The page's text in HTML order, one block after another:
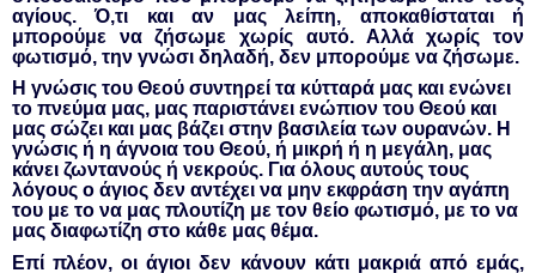
αγίους. Ό,τι και αν μας λείπη, αποκαθίσταται ή
μπορούμε να ζήσωμε χωρίς αυτό. Αλλά χωρίς τον
φωτισμό, την γνώσι δηλαδή, δεν μπορούμε να ζήσωμε.
Η γνώσις του Θεού συντηρεί τα κύτταρά μας και ενώνει
το πνεύμα μας, μας παριστάνει ενώπιον του Θεού και
μας σώζει και μας βάζει στην βασιλεία των ουρανών. Η
γνώσις ή η άγνοια του Θεού, ή μικρή ή η μεγάλη, μας
κάνει ζωντανούς ή νεκρούς. Για όλους αυτούς τους
λόγους ο άγιος δεν αντέχει να μην εκφράση την αγάπη
του με το να μας πλουτίζη με τον θείο φωτισμό, με το να
μας διαφωτίζη στο κάθε μας θέμα.
Επί πλέον, οι άγιοι δεν κάνουν κάτι μακριά από εμάς,